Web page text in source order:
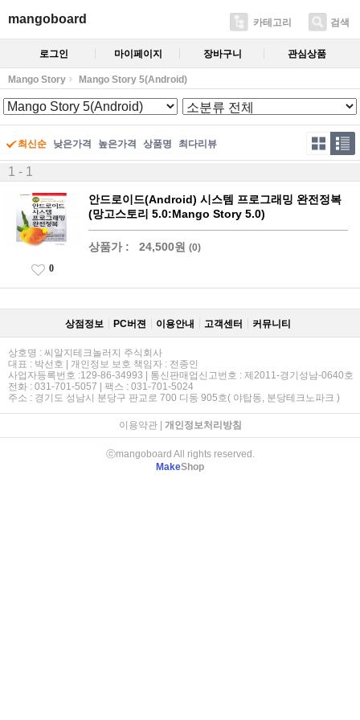
mangoboard 카테고리 검색
로그인 마이페이지 장바구니 관심상품
Mango Story Mango Story 5(Android)
최신순 낮은가격 높은가격 상품명 최다리뷰
1 - 1
안드로이드(Android) 시스템 프로그래밍 완전정복
(망고스토리 5.0:Mango Story 5.0)
상품가 : 24,500원 (0)
0
상점정보 PC버젼 이용안내 고객센터 커뮤니티
상호명 : 씨알지테크놀러지 주식회사
대표 : 박선호 | 개인정보 보호 책임자 : 전종인
사업자등록번호 :129-86-34993 | 통신판매업신고번호 : 제2011-경기성남-0640호
전화 : 031-701-5057 | 팩스 : 031-701-5024
주소 : 경기도 성남시 분당구 판교로 700 디동 905호( 야탑동, 분당테크노파크 )
이용약관| 개인정보처리방침
ⓒmangoboard All rights reserved.
MakeShop